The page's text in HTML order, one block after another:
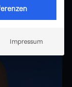
Impressum